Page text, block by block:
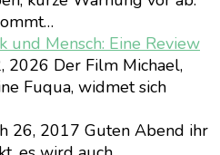
und Mensch: Eine Review
2026 Der Film Michael,
Fuqua, widmet sich
26, 2017 Guten Abend ihr